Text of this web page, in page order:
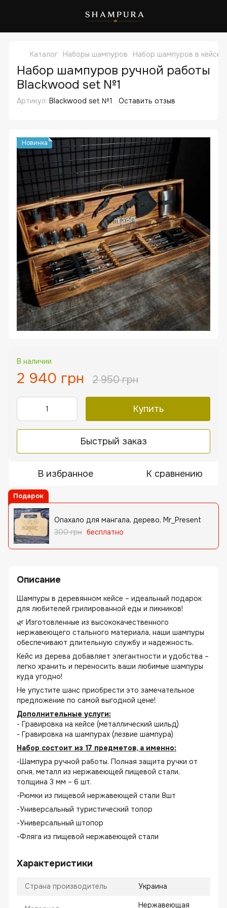
Каталог Наборы шампуров Набор шампуров в кейсе
Набор шампуров ручной работы
Blackwood set №1
Артикул: Blackwood set №1 Оставить отзыв
Новинка
В наличии
2 940 грн 2 950 грн
Купить
Быстрый заказ
В избранное К сравнению
Подарок
Опахало для мангала, дерево, Mr_Present
300 грн бесплатно
Описание
Шампуры в деревянном кейсе – идеальный подарок
для любителей грилированной еды и пикников!
🌿 Изготовленные из высококачественного
нержавеющего стального материала, наши шампуры
обеспечивают длительную службу и надежность.
Кейс из дерева добавляет элегантности и удобства –
легко хранить и переносить ваши любимые шампуры
куда угодно!
Не упустите шанс приобрести это замечательное
предложение по самой выгодной цене!
Дополнительные услуги:
- Гравировка на кейсе (металлический шильд)
- Гравировка на шампурах (лезвие шампура)
Набор состоит из 17 предметов, а именно:
-Шампура ручной работы. Полная защита ручки от
огня, металл из нержавеющей пищевой стали,
толщина 3 мм – 6 шт.
-Рюмки из пищевой нержавеющей стали 8шт
-Универсальный туристический топор
-Универсальный штопор
-Фляга из пищевой нержавеющей стали
Характеристики
Страна производитель Украина
Нержавеющая